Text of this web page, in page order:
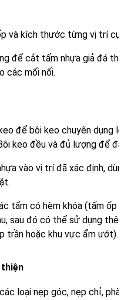
và kích thước từng vị trí cụ
để cắt tấm nhựa giả đá
các mối nối.
để bôi keo chuyên dụng
keo đều và đủ lượng để
vào vị trí đã xác định,
tấm có hèm khóa (tấm ốp
sau đó có thể sử dụng
trần hoặc khu vực ẩm ướt).
loại nẹp góc, nẹp chỉ,